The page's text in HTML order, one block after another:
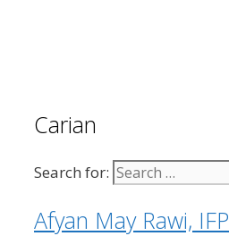
Carian
Search for:
Afyan May Rawi, IFP